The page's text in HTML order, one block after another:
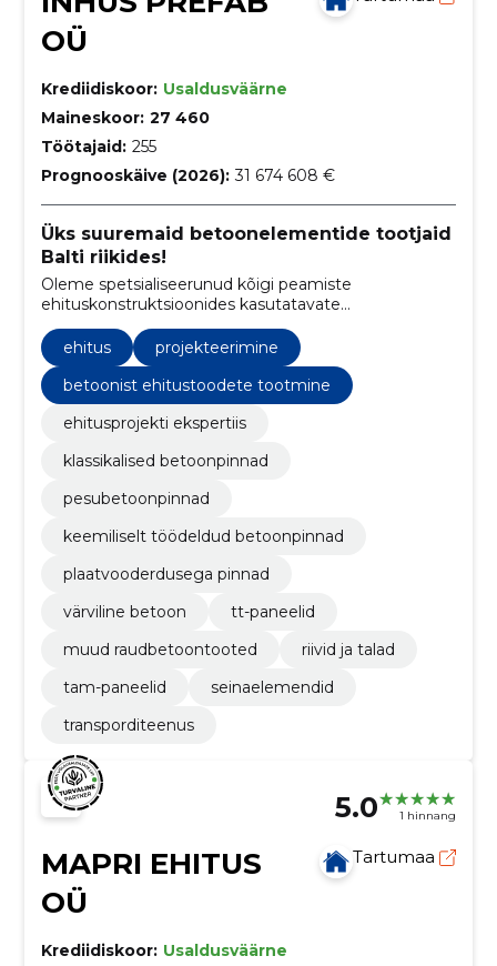
OÜ
Krediidiskoor: Usaldusväärne
Maineskoor: 27 460
Töötajaid: 255
Prognooskäive (2026): 31 674 608 €
Üks suuremaid betoonelementide tootjaid
Balti riikides!
Oleme spetsialiseerunud kõigi peamiste
ehituskonstruktsioonides kasutatavate
betoonelementide tootmisele, pakkudes tipptasemel
lahendusi ehitusprojektidele Baltimaades ja
Skandinaavias.
ehitus
projekteerimine
betoonist ehitustoodete tootmine
ehitusprojekti ekspertiis
klassikalised betoonpinnad
pesubetoonpinnad
keemiliselt töödeldud betoonpinnad
plaatvooderdusega pinnad
värviline betoon
tt-paneelid
muud raudbetoontooted
riivid ja talad
tam-paneelid
seinaelemendid
transporditeenus
5.0 1 hinnang
MAPRI EHITUS
OÜ
Tartumaa
Krediidiskoor: Usaldusväärne